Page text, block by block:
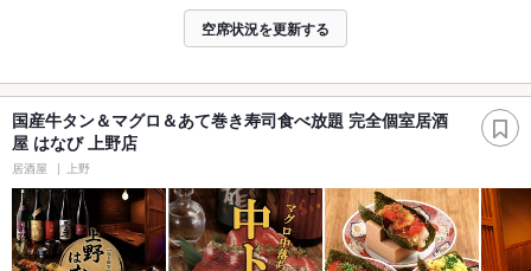
空席状況を更新する
国産牛タン＆マグロ＆あて巻き寿司食べ放題 完全個室居酒
屋 はなび 上野店
居酒屋 上野